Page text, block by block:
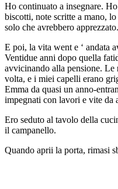
Ho continuato a insegnare.
biscotti, note scritte a mano,
solo che avrebbero apprezzato.
E poi, la vita went e ‘ andata
Ventidue anni dopo quella
avvicinando alla pensione.
volta, e i miei capelli erano
Emma da quasi un anno-
impegnati con lavori e vite da
Ero seduto al tavolo della
il campanello.
Quando aprii la porta, rimasi